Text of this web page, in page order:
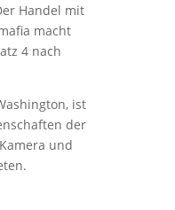
Handel mit
macht
4 nach
ist
der
und